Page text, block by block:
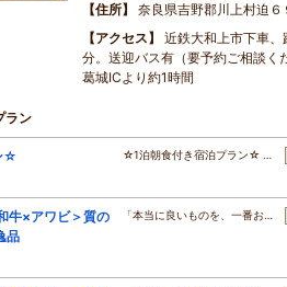
住所
奈良県吉野郡川上村迫６
アクセス
近鉄大和上市下車
分。送迎バス有（要予約ご相談く
葛城ICより約1時間
ラン
☆ ☆1泊朝食付き宿泊プラン☆ …
牛×アワビ＞質の
品
「本当に良いものを、一番お…